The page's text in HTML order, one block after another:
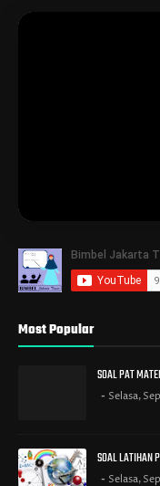
Most Popular
SOAL PAT
Selasa,
SOAL LATIHAN
Selasa,